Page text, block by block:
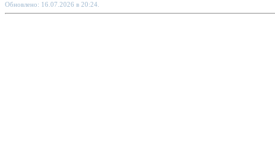
Обновлено: 16.07.2026 в 20:24.